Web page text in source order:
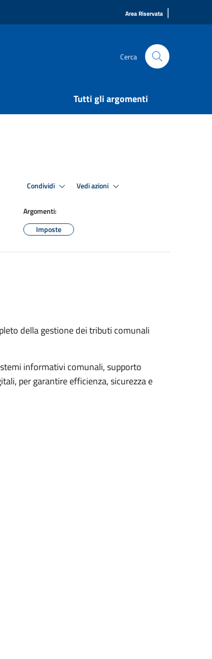
Area Riservata |
Cerca
Tutti gli argomenti
Condividi Vedi azioni
Argomenti:
Imposte
della gestione dei tributi comunali
informativi comunali, supporto
per garantire efficienza, sicurezza e